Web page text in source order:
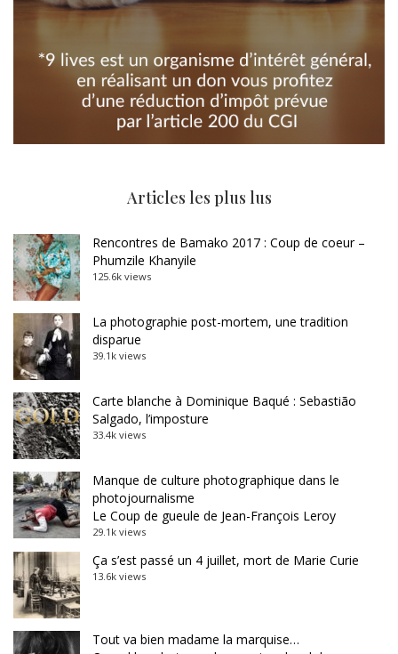
Articles les plus lus
Rencontres de Bamako 2017 : Coup de coeur –
Phumzile Khanyile
125.6k views
La photographie post-mortem, une tradition
disparue
39.1k views
Carte blanche à Dominique Baqué : Sebastião
Salgado, l’imposture
33.4k views
Manque de culture photographique dans le
photojournalisme
Le Coup de gueule de Jean-François Leroy
29.1k views
Ça s’est passé un 4 juillet, mort de Marie Curie
13.6k views
Tout va bien madame la marquise…